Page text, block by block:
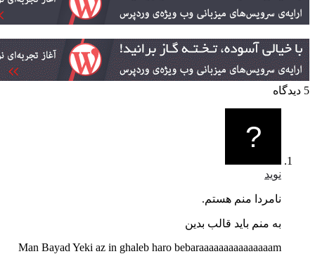
نامردا منم هستم.
به منم باید قالب بدین
Man Bayad Yeki az in ghaleb haro bebaraaaaaaaaaaaaaaam